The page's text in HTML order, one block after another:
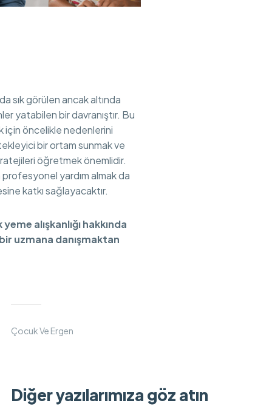
sık görülen ancak altında
yatabilen bir davranıştır. Bu
için öncelikle nedenlerini
bir ortam sunmak ve
öğretmek önemlidir.
yardım almak da
katkı sağlayacaktır.
alışkanlığı hakkında
uzmana danışmaktan
Çocuk Ve Ergen
Diğer yazılarımıza göz atın